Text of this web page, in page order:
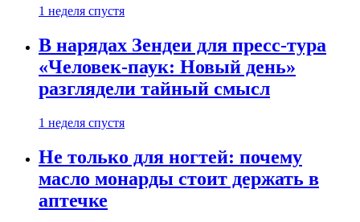
1 неделя спустя
В нарядах Зендеи для пресс-тура
«Человек-паук: Новый день»
разглядели тайный смысл
1 неделя спустя
Не только для ногтей: почему
масло монарды стоит держать в
аптечке